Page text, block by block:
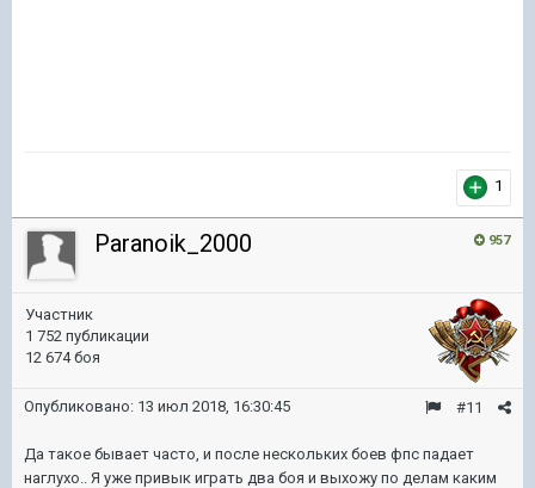
1
957
Paranoik_2000
Участник
1 752 публикации
12 674 боя
#11
Опубликовано: 13 июл 2018, 16:30:45
Да такое бывает часто, и после нескольких боев фпс падает
наглухо.. Я уже привык играть два боя и выхожу по делам каким